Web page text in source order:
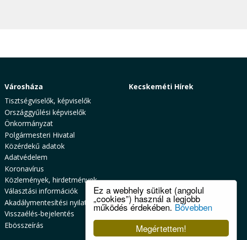
Megértettem!
Ez a webhely sütiket (angolul
„cookies”) használ a legjobb
működés érdekében. Bővebben
Városháza
Tisztségviselők, képviselők
Országgyűlési képviselők
Önkormányzat
Polgármesteri Hivatal
Közérdekű adatok
Adatvédelem
Koronavírus
Közlemények, hirdetmények
Választási információk
Akadálymentesítési nyilatkozat
Visszaélés-bejelentés
Ebösszeírás
Kecskeméti Hírek